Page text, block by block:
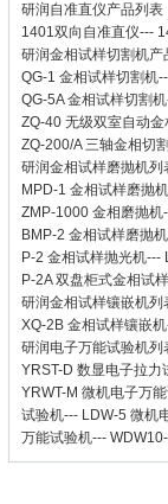
研润自准直仪产品列表
1401双向自准直仪---
研润金相试样切割机产
QG-1 金相试样切割机
QG-5A 金相试样切割机
ZQ-40 无级双室自动金
ZQ-200/A 三轴金相切
研润金相试样磨抛机列
MPD-1 金相试样磨抛机
ZMP-1000 金相磨抛机
BMP-2 金相试样磨抛机
P-2 金相试样抛光机---
P-2A 双盘柜式金相试
研润金相试样镶嵌机列
XQ-2B 金相试样镶嵌机
研润电子万能试验机列
YRST-D 数显电子拉力
YRWT-M 微机电子万
试验机--- LDW-5 微机
万能试验机---